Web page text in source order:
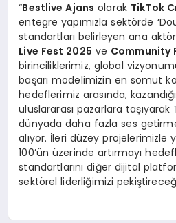
“Bestlive Ajans olarak TikTok
entegre yapımızla sektörde
standartları belirleyen ana
Live Fest 2025 ve Community
birinciliklerimiz, global
başarı modelimizin en somut
hedeflerimiz arasında,
uluslararası pazarlara taşıyarak
dünyada daha fazla ses
alıyor. İleri düzey projelerimizle
100’ün üzerinde artırmayı
standartlarını diğer dijital
sektörel liderliğimizi